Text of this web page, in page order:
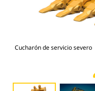
Cucharón de servicio severo